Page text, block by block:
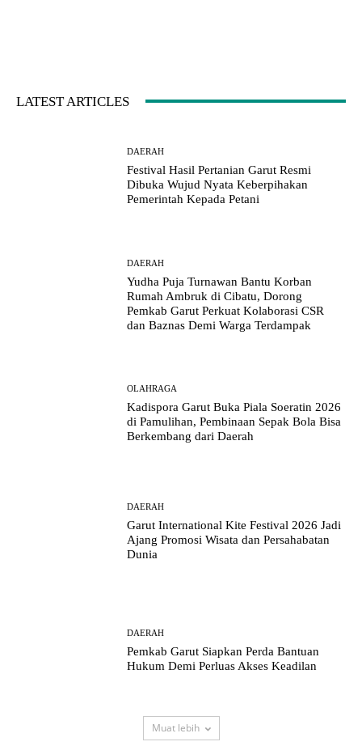
LATEST ARTICLES
DAERAH
Festival Hasil Pertanian Garut Resmi
Dibuka Wujud Nyata Keberpihakan
Pemerintah Kepada Petani
DAERAH
Yudha Puja Turnawan Bantu Korban
Rumah Ambruk di Cibatu, Dorong
Pemkab Garut Perkuat Kolaborasi CSR
dan Baznas Demi Warga Terdampak
OLAHRAGA
Kadispora Garut Buka Piala Soeratin 2026
di Pamulihan, Pembinaan Sepak Bola Bisa
Berkembang dari Daerah
DAERAH
Garut International Kite Festival 2026 Jadi
Ajang Promosi Wisata dan Persahabatan
Dunia
DAERAH
Pemkab Garut Siapkan Perda Bantuan
Hukum Demi Perluas Akses Keadilan
Muat lebih